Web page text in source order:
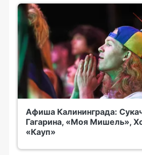
Афиша Калининграда:
Гагарина, «Моя Мишель»,
«Кауп»